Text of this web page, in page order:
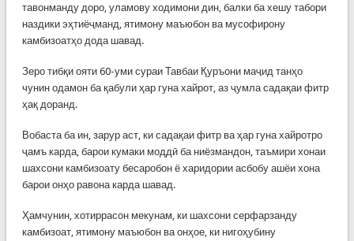
тавонманду доро, уламову ходимони дин, балки ба хешу табори
наздики эҳтиёҷманд, ятимону маъюбон ва мусофирону
камбизоатҳо дода шавад.
Зеро тибқи ояти 60-уми сураи Тавбаи Қуръони маҷид танҳо
чунин одамон ба қабули ҳар гуна хайрот, аз ҷумла садақаи фитр
ҳақ доранд.
Вобаста ба ин, зарур аст, ки садақаи фитр ва ҳар гуна хайротро
ҷамъ карда, барои кумаки моддӣ ба ниёзмандон, таъмири хонаи
шахсони камбизоату бесаробон ё харидории асбобу ашёи хона
барои онҳо равона карда шавад.
Ҳамчунин, хотиррасон мекунам, ки шахсони серфарзанду
камбизоат, ятимону маъюбон ва онҳое, ки нигоҳубину